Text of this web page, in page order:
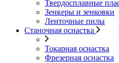
Твердосплавные
Зенкеры и зенковки
Ленточные пилы
Станочная оснастка
Токарная оснастка
Фрезерная оснастка